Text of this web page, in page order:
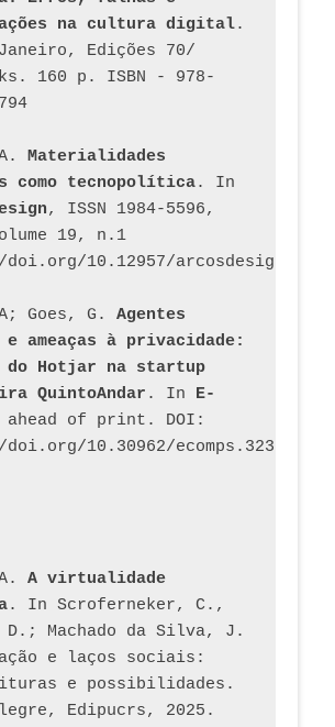
na cultura digital.
Edições 70/
160 p. ISBN - 978-
Materialidades
como tecnopolítica
, ISSN 1984-5596,
19, n.1
10.12957/
Goes, G. Agentes
ameaças à privacidade:
do Hotjar na startup
QuintoAndar . In E-
of print. DOI:
10.30962/ecomps.3231
A virtualidade
. In Scroferneker, C.,
D.; Machado da Silva, J.
e laços sociais:
e possibilidades.
Edipucrs, 2025.